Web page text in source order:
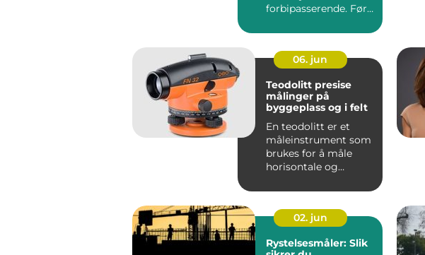
forbipasserende. Før
dør...
06. jun
Teodolitt presise
målinger på
byggeplass og i felt
En teodolitt er et
måleinstrument som
brukes for å måle
horisontale og
høy nøy...
02. jun
Rystelsesmåler: Slik